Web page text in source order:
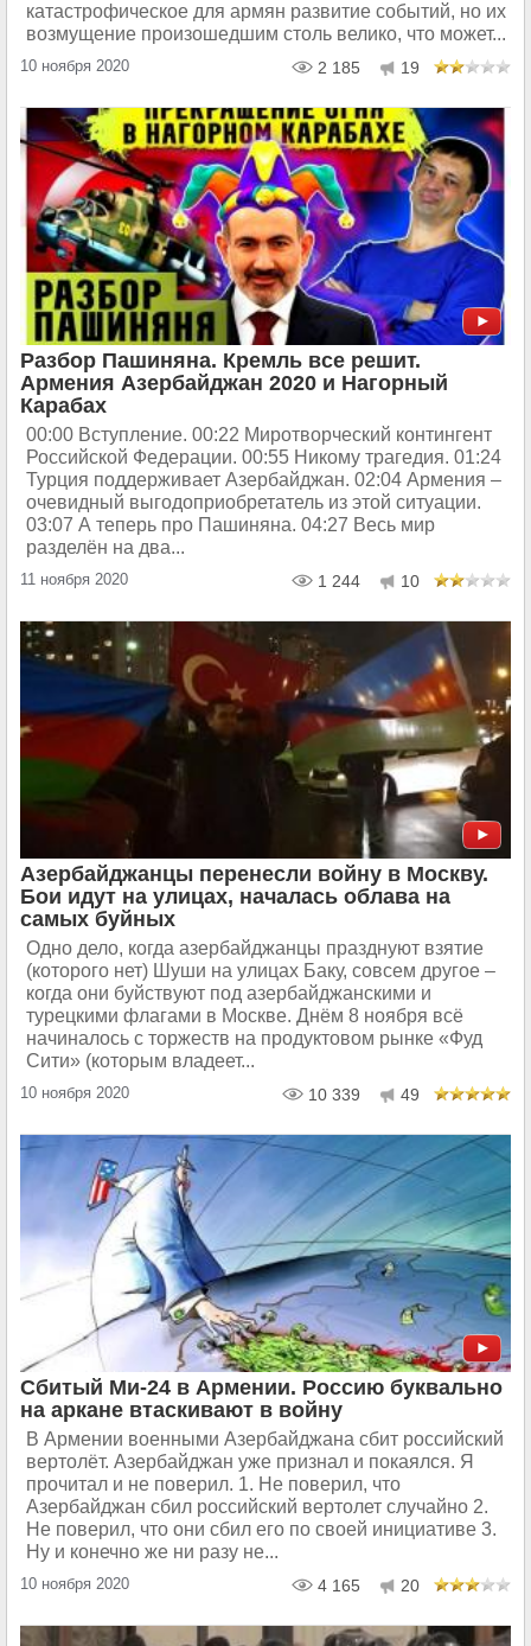
катастрофическое для армян развитие событий, но их
возмущение произошедшим столь велико, что может...
10 ноября 2020 2 185 19
Разбор Пашиняна. Кремль все решит.
Армения Азербайджан 2020 и Нагорный
Карабах
00:00 Вступление. 00:22 Миротворческий контингент
Российской Федерации. 00:55 Никому трагедия. 01:24
Турция поддерживает Азербайджан. 02:04 Армения –
очевидный выгодоприобретатель из этой ситуации.
03:07 А теперь про Пашиняна. 04:27 Весь мир
разделён на два...
11 ноября 2020 1 244 10
Азербайджанцы перенесли войну в Москву.
Бои идут на улицах, началась облава на
самых буйных
Одно дело, когда азербайджанцы празднуют взятие
(которого нет) Шуши на улицах Баку, совсем другое –
когда они буйствуют под азербайджанскими и
турецкими флагами в Москве. Днём 8 ноября всё
начиналось с торжеств на продуктовом рынке «Фуд
Сити» (которым владеет...
10 ноября 2020 10 339 49
Сбитый Ми-24 в Армении. Россию буквально
на аркане втаскивают в войну
В Армении военными Азербайджана сбит российский
вертолёт. Азербайджан уже признал и покаялся. Я
прочитал и не поверил. 1. Не поверил, что
Азербайджан сбил российский вертолет случайно 2.
Не поверил, что они сбил его по своей инициативе 3.
Ну и конечно же ни разу не...
10 ноября 2020 4 165 20